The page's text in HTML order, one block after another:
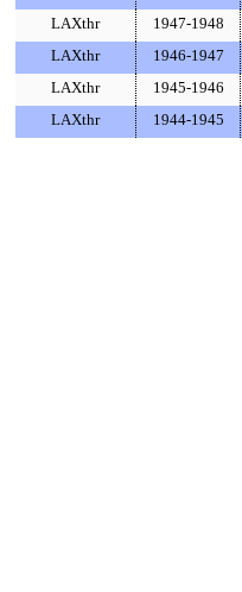
LAXthr
1947-1948
LAXthr 1946-1947
LAXthr 1945-1946
LAXthr 1944-1945